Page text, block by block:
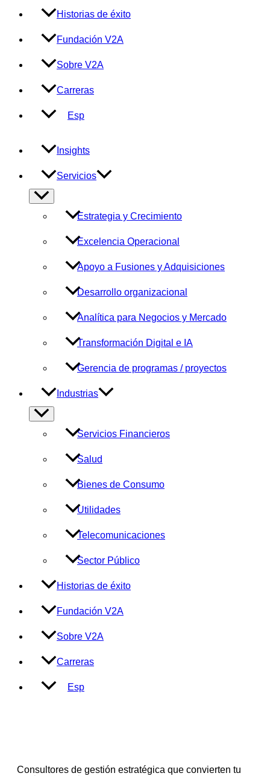
Historias de éxito
Fundación V2A
Sobre V2A
Carreras
Esp
Insights
Servicios
Alternar
menú
Estrategia y Crecimiento
Excelencia Operacional
Apoyo a Fusiones y Adquisiciones
Desarrollo organizacional
Analítica para Negocios y Mercado
Transformación Digital e IA
Gerencia de programas / proyectos
Industrias
Alternar
menú
Servicios Financieros
Salud
Bienes de Consumo
Utilidades
Telecomunicaciones
Sector Público
Historias de éxito
Fundación V2A
Sobre V2A
Carreras
Esp
Consultores de gestión estratégica que convierten tu